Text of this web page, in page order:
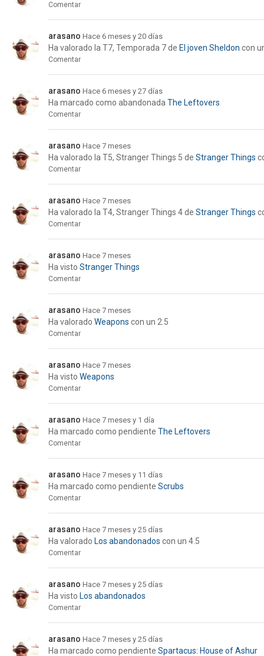
Comentar
arasano Hace 6 meses y 20 días
Ha valorado la T7, Temporada 7de El joven Sheldon con
Comentar
arasano Hace 6 meses y 27 días
Ha marcado como abandonada The Leftovers
Comentar
arasano Hace 7 meses
Ha valorado la T5, Stranger Things 5 de Stranger Things
Comentar
arasano Hace 7 meses
Ha valorado la T4, Stranger Things 4de Stranger Things
Comentar
arasano Hace 7 meses
Ha visto Stranger Things
Comentar
arasano Hace 7 meses
Ha valorado Weapons con un 2.5
Comentar
arasano Hace 7 meses
Ha visto Weapons
Comentar
arasano Hace 7 meses y 1 día
Ha marcado como pendiente The Leftovers
Comentar
arasano Hace 7 meses y 11 días
Ha marcado como pendiente Scrubs
Comentar
arasano Hace 7 meses y 25 días
Ha valorado Los abandonados con un 4.5
Comentar
arasano Hace 7 meses y 25 días
Ha visto Los abandonados
Comentar
arasano Hace 7 meses y 25 días
Ha marcado como pendiente Spartacus: House of Ashur